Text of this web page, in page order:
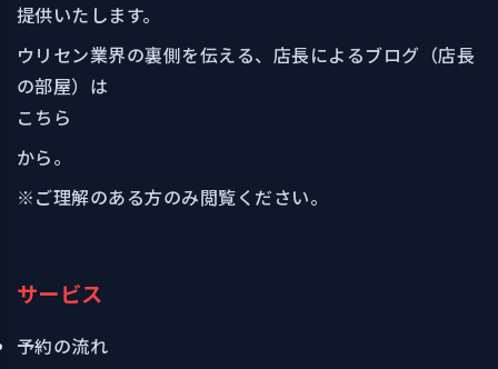
提供いたします。
ウリセン業界の裏側を伝える、店長によるブログ（店長
の部屋）は
こちら
から。
※ご理解のある方のみ閲覧ください。
サービス
予約の流れ